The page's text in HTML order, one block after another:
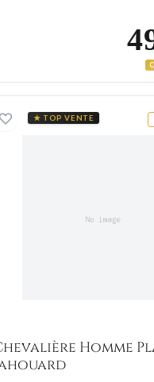
Zanetto 2
★ TOP VENTE
Homme